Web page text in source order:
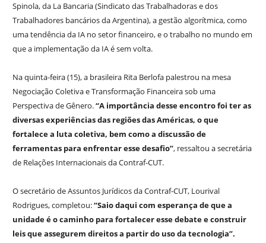
Spinola, da La Bancaria (Sindicato das Trabalhadoras e dos
Trabalhadores bancários da Argentina), a gestão algorítmica, como
uma tendência da IA no setor financeiro, e o trabalho no mundo em
que a implementação da IA é sem volta.
Na quinta-feira (15), a brasileira Rita Berlofa palestrou na mesa
Negociação Coletiva e Transformação Financeira sob uma
Perspectiva de Gênero.“A importância desse encontro foi ter as
diversas experiências das regiões das Américas, o que
fortalece a luta coletiva, bem como a discussão de
ferramentas para enfrentar esse desafio”, ressaltou a secretária
de Relações Internacionais da Contraf-CUT.
O secretário de Assuntos Jurídicos da Contraf-CUT, Lourival
Rodrigues, completou:“Saio daqui com esperança de que a
unidade é o caminho para fortalecer esse debate e construir
leis que assegurem direitos a partir do uso da tecnologia”.